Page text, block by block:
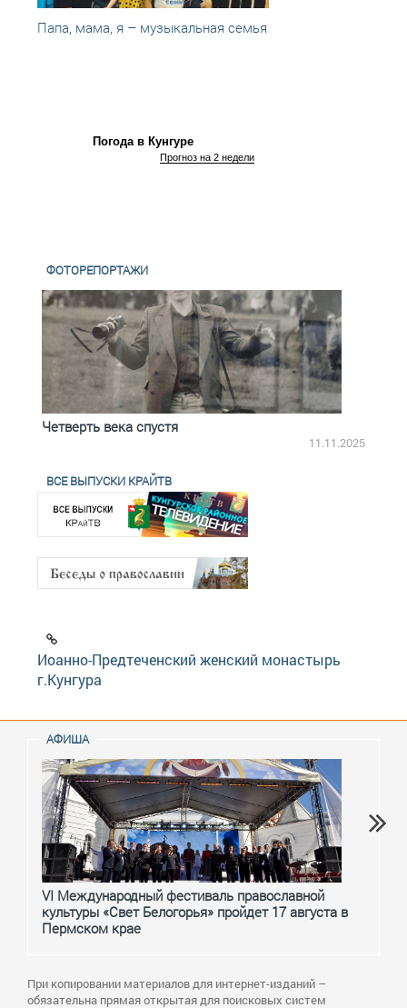
Папа, мама, я – музыкальная семья
Погода в Кунгуре
Прогноз на 2 недели
ФОТОРЕПОРТАЖИ
Четверть века спустя
11.11.2025
ВСЕ ВЫПУСКИ КРАЙТВ
Иоанно-Предтеченский женский монастырь
г.Кунгура
АФИША
VI Международный фестиваль православной
культуры «Свет Белогорья» пройдет 17 августа в
Пермском крае
При копировании материалов для интернет-изданий –
обязательна прямая открытая для поисковых систем